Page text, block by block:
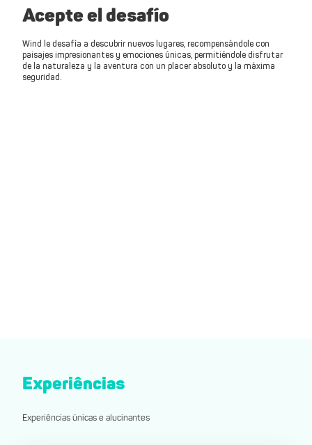
Acepte el desafío
Wind le desafía a descubrir nuevos lugares, recompensándole con
paisajes impresionantes y emociones únicas, permitiéndole disfrutar
de la naturaleza y la aventura con un placer absoluto y la máxima
seguridad.
Experiências
Experiências únicas e alucinantes